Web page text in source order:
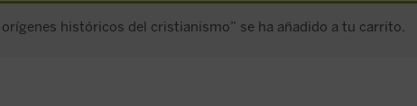
orígenes históricos del cristianismo” se ha añadido a tu carrito.